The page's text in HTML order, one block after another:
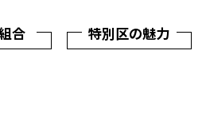
合 特別区の魅力